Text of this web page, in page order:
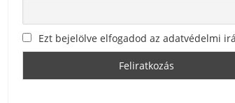
Ezt bejelölve elfogadod az adatvédelmi